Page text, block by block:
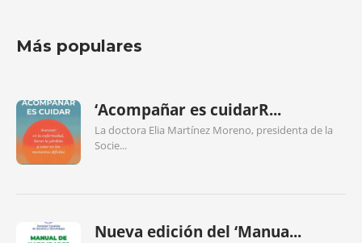
Más populares
‘Acompañar es cuidarR...
La doctora Elia Martínez Moreno, presidenta de la
Socie...
Nueva edición del ‘Manua...